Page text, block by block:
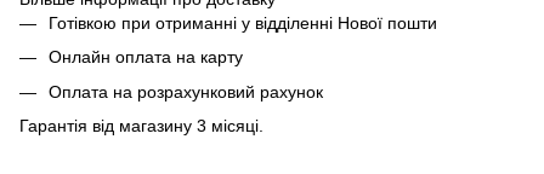
Готівкою при отриманні у відділенні Нової пошти
Онлайн оплата на карту
Оплата на розрахунковий рахунок
Гарантія від магазину 3 місяці.